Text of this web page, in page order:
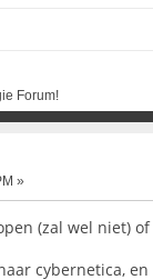
Forum!
»
(zal wel niet)
cybernetica, en